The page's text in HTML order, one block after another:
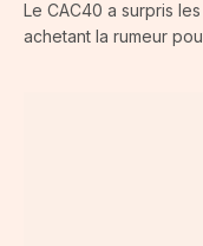
Le CAC40 a surpris
achetant la rumeur